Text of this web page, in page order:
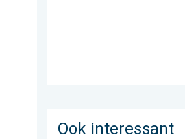
Ook interessant